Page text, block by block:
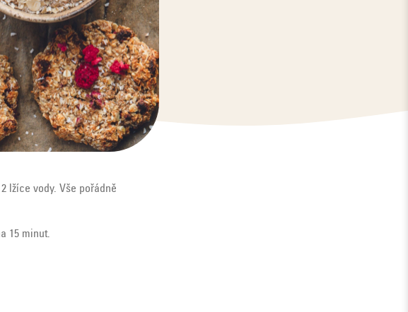
lžíce vody. Vše pořádně
15 minut.